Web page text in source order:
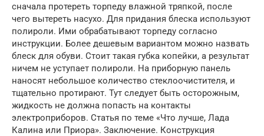
сначала протереть торпеду влажной тряпкой, после
чего вытереть насухо. Для придания блеска используют
полироли. Ими обрабатывают торпеду согласно
инструкции. Более дешевым вариантом можно назвать
блеск для обуви. Стоит такая губка копейки, а результат
ничем не уступает полироли. На приборную панель
наносят небольшое количество стеклоочистителя, и
тщательно протирают. Тут следует быть осторожным,
жидкость не должна попасть на контакты
электроприборов. Статья по теме «Что лучше, Лада
Калина или Приора». Заключение. Конструкция